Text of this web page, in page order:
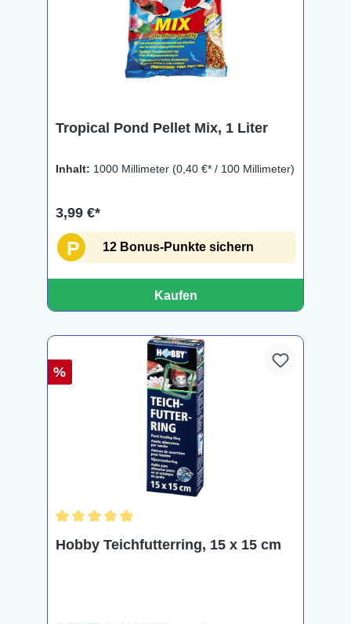
Tropical Pond Pellet Mix, 1 Liter
Inhalt: 1000 Millimeter (0,40 €* / 100 Millimeter)
3,99 €*
P 12 Bonus-Punkte sichern
Kaufen
%
Hobby Teichfutterring, 15 x 15 cm